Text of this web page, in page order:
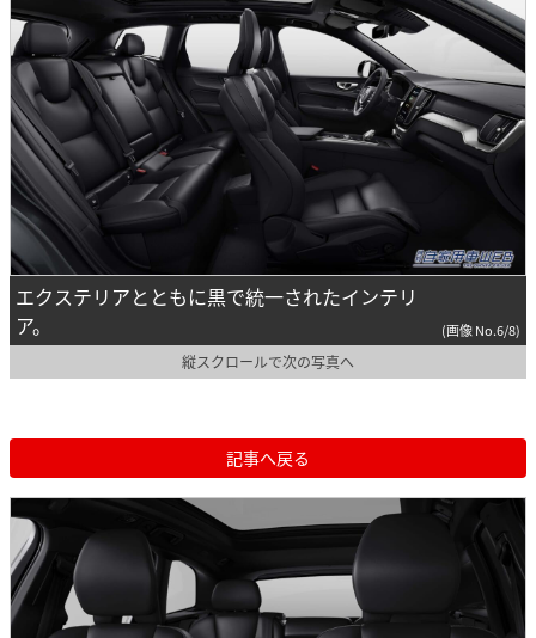
エクステリアとともに黒で統一されたインテリ
ア。
(画像 No.6/8)
縦スクロールで次の写真へ
記事へ戻る